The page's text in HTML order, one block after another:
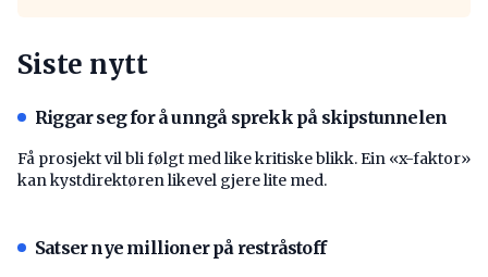
Siste nytt
Riggar seg for å unngå sprekk på skipstunnelen
Få prosjekt vil bli følgt med like kritiske blikk. Ein «x-faktor»
kan kystdirektøren likevel gjere lite med.
Satser nye millioner på restråstoff